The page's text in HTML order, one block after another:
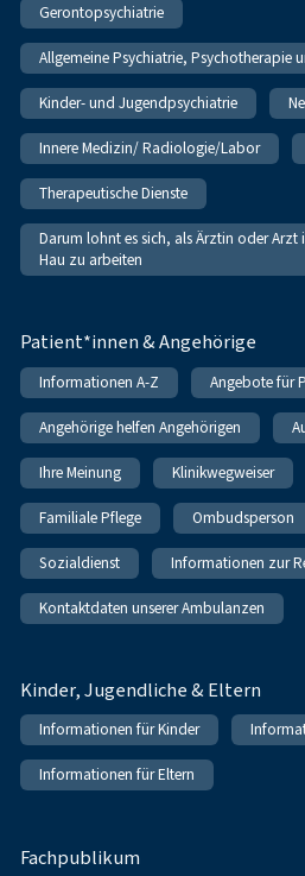
Gerontopsychiatrie
Allgemeine Psychiatrie, Psychotherapie
Kinder- und Jugendpsychiatrie
Innere Medizin/ Radiologie/Labor
Therapeutische Dienste
Darum lohnt es sich, als Ärztin oder Arzt
Hau zu arbeiten
Patient*innen & Angehörige
Informationen A-Z Angebote für
Angehörige helfen Angehörigen
Ihre Meinung Klinikwegweiser
Familiale Pflege Ombudsperson
Sozialdienst Informationen zur
Kontaktdaten unserer Ambulanzen
Kinder, Jugendliche & Eltern
Informationen für Kinder
Informationen für Eltern
Fachpublikum